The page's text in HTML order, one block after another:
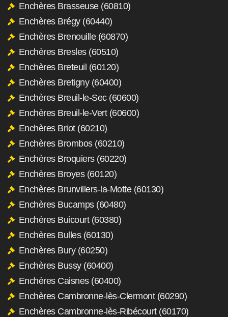
Enchères Brasseuse (60810)
Enchères Brégy (60440)
Enchères Brenouille (60870)
Enchères Bresles (60510)
Enchères Breteuil (60120)
Enchères Bretigny (60400)
Enchères Breuil-le-Sec (60600)
Enchères Breuil-le-Vert (60600)
Enchères Briot (60210)
Enchères Brombos (60210)
Enchères Broquiers (60220)
Enchères Broyes (60120)
Enchères Brunvillers-la-Motte (60130)
Enchères Bucamps (60480)
Enchères Buicourt (60380)
Enchères Bulles (60130)
Enchères Bury (60250)
Enchères Bussy (60400)
Enchères Caisnes (60400)
Enchères Cambronne-lès-Clermont (60290)
Enchères Cambronne-lès-Ribécourt (60170)